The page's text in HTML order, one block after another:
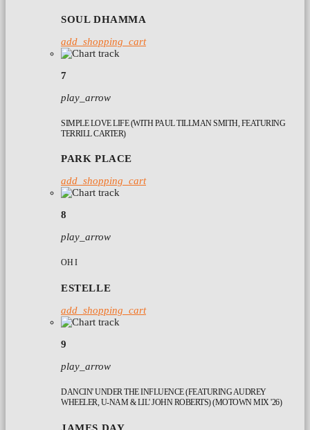
SOUL DHAMMA
add_shopping_cart
7
play_arrow
SIMPLE LOVE LIFE (WITH PAUL TILLMAN SMITH, FEATURING
TERRILL CARTER)
PARK PLACE
add_shopping_cart
8
play_arrow
OH I
ESTELLE
add_shopping_cart
9
play_arrow
DANCIN' UNDER THE INFLUENCE (FEATURING AUDREY
WHEELER, U-NAM & LIL' JOHN ROBERTS) (MOTOWN MIX '26)
JAMES DAY